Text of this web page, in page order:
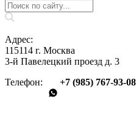
Адрес:
115114 г. Москва
3-й Павелецкий проезд д. 3
Телефон: +7 (985) 767‑93‑08